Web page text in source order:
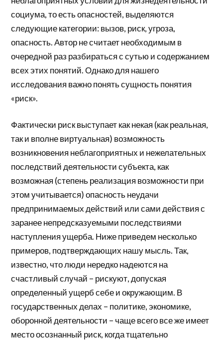
социума, то есть опасностей, выделяются
следующие категории: вызов, риск, угроза,
опасность. Автор не считает необходимым в
очередной раз разбираться с сутью и содержанием
всех этих понятий. Однако для нашего
исследования важно понять сущность понятия
«риск».
Фактически риск выступает как некая (как реальная,
так и вполне виртуальная) возможность
возникновения неблагоприятных и нежелательных
последствий деятельности субъекта, как
возможная (степень реализация возможности при
этом учитывается) опасность неудачи
предпринимаемых действий или сами действия с
заранее непредсказуемыми последствиями
наступления ущерба. Ниже приведем несколько
примеров, подтверждающих нашу мысль. Так,
известно, что люди нередко надеются на
счастливый случай – рискуют, допуская
определенный ущерб себе и окружающим. В
государственных делах – политике, экономике,
оборонной деятельности – чаще всего все же имеет
место осознанный риск, когда тщательно